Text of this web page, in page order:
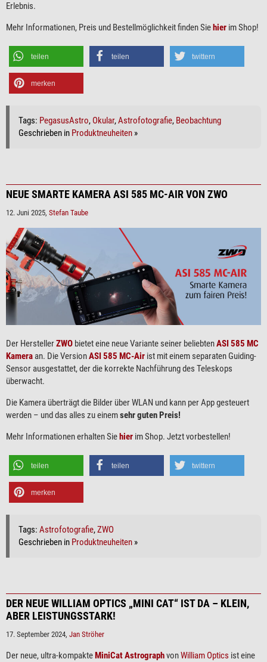
Erlebnis.
Mehr Informationen, Preis und Bestellmöglichkeit finden Sie hier im Shop!
teilen teilen twittern
merken
Tags: PegasusAstro, Okular,Astrofotografie, Beobachtung
Geschrieben in Produktneuheiten »
NEUE SMARTE KAMERA ASI 585 MC-AIR VON ZWO
12. Juni 2025, Stefan Taube
Der HerstellerZWO bietet eine neue Variante seiner beliebtenASI 585 MC
Kamera an. Die VersionASI 585 MC-Air ist mit einem separaten Guiding-
Sensor ausgestattet, der die korrekte Nachführung des Teleskops
überwacht.
Die Kamera überträgt die Bilder über WLAN und kann per App gesteuert
werden – und das alles zu einemsehr guten Preis!
Mehr Informationen erhalten Siehier im Shop. Jetzt vorbestellen!
teilen teilen twittern
merken
Tags: Astrofotografie,ZWO
Geschrieben in Produktneuheiten »
DER NEUE WILLIAM OPTICS „MINI CAT“ IST DA – KLEIN,
ABER LEISTUNGSSTARK!
17. September 2024, Jan Ströher
Der neue, ultra-kompakteMiniCat AstrographvonWilliam Optics ist eine